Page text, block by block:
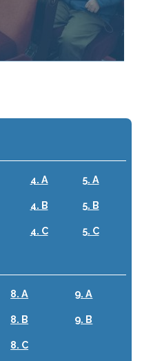
4. A
4. B
4. C
5. A
5. B
5. C
8. A
8. B
8. C
9. A
9. B